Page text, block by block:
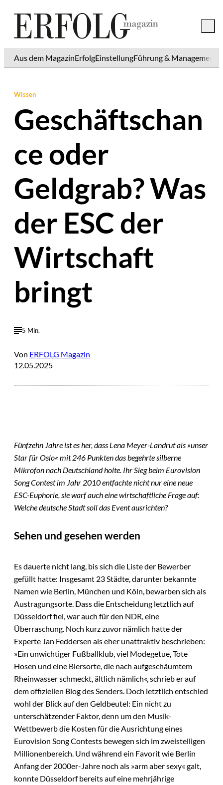
Aus dem MagazinErfolgEinstellungFührung & Management
Wissen
Geschäftschan
ce oder
Geldgrab? Was
der ESC der
Wirtschaft
bringt
5 Min.
Von ERFOLG Magazin
12.05.2025
Fünfzehn Jahre ist es her, dass Lena Meyer-Landrut als »unser
Star für Oslo« mit 246 Punkten das begehrte silberne
Mikrofon nach Deutschland holte. Ihr Sieg beim Eurovision
Song Contest im Jahr 2010 entfachte nicht nur eine neue
ESC-Euphorie, sie warf auch eine wirtschaftliche Frage auf:
Welche deutsche Stadt soll das Event ausrichten?
Sehen und gesehen werden
Es dauerte nicht lang, bis sich die Liste der Bewerber
gefüllt hatte: Insgesamt 23 Städte, darunter bekannte
Namen wie Berlin, München und Köln, bewarben sich als
Austragungsorte. Dass die Entscheidung letztlich auf
Düsseldorf fiel, war auch für den NDR, eine
Überraschung. Noch kurz zuvor nämlich hatte der
Experte Jan Feddersen als eher unattraktiv beschrieben:
»Ein unwichtiger Fußballklub, viel Modegetue, Tote
Hosen und eine Biersorte, die nach aufgeschäumtem
Rheinwasser schmeckt, ältlich nämlich«, schrieb er auf
dem offiziellen Blog des Senders. Doch letztlich entschied
wohl der Blick auf den Geldbeutel: Ein nicht zu
unterschätzender Faktor, denn um den Musik-
Wettbewerb die Kosten für die Ausrichtung eines
Eurovision Song Contests bewegen sich im zweistelligen
Millionenbereich. Und während ein Favorit wie Berlin
Anfang der 2000er-Jahre noch als »arm aber sexy« galt,
konnte Düsseldorf bereits auf eine mehrjährige